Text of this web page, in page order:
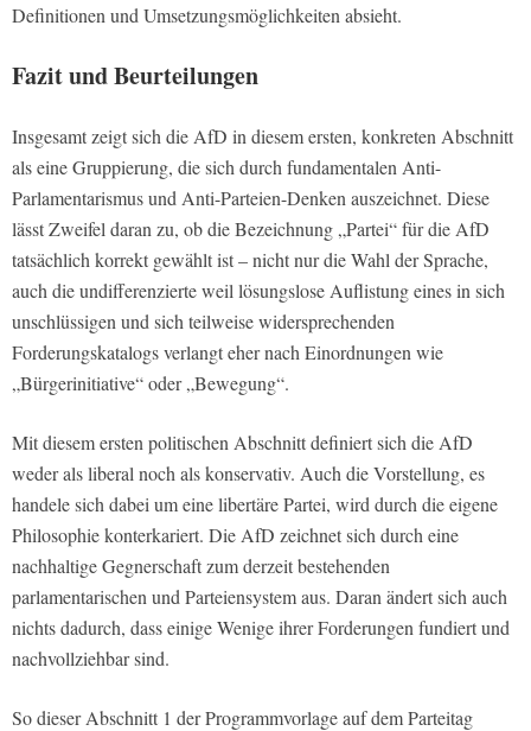
Definitionen und Umsetzungsmöglichkeiten absieht.
Fazit und Beurteilungen
Insgesamt zeigt sich die AfD in diesem ersten, konkreten Abschnitt
als eine Gruppierung, die sich durch fundamentalen Anti-
Parlamentarismus und Anti-Parteien-Denken auszeichnet. Diese
lässt Zweifel daran zu, ob die Bezeichnung „Partei“ für die AfD
tatsächlich korrekt gewählt ist – nicht nur die Wahl der Sprache,
auch die undifferenzierte weil lösungslose Auflistung eines in sich
unschlüssigen und sich teilweise widersprechenden
Forderungskatalogs verlangt eher nach Einordnungen wie
„Bürgerinitiative“ oder „Bewegung“.
Mit diesem ersten politischen Abschnitt definiert sich die AfD
weder als liberal noch als konservativ. Auch die Vorstellung, es
handele sich dabei um eine libertäre Partei, wird durch die eigene
Philosophie konterkariert. Die AfD zeichnet sich durch eine
nachhaltige Gegnerschaft zum derzeit bestehenden
parlamentarischen und Parteiensystem aus. Daran ändert sich auch
nichts dadurch, dass einige Wenige ihrer Forderungen fundiert und
nachvollziehbar sind.
So dieser Abschnitt 1 der Programmvorlage auf dem Parteitag